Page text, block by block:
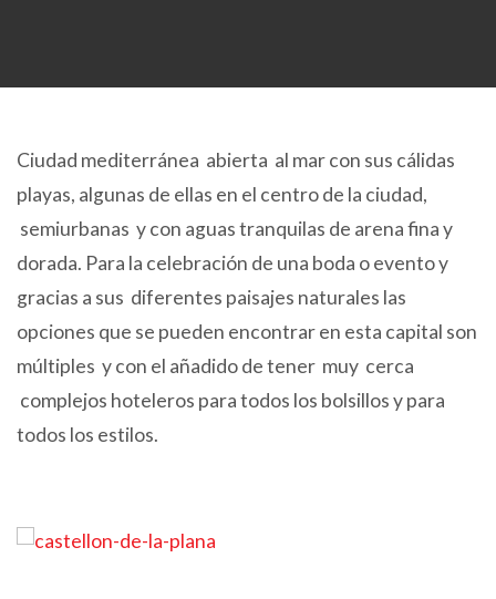
Ciudad mediterránea abierta al mar con sus cálidas
playas, algunas de ellas en el centro de la ciudad,
semiurbanas y con aguas tranquilas de arena fina y
dorada. Para la celebración de una boda o evento y
gracias a sus diferentes paisajes naturales las
opciones que se pueden encontrar en esta capital son
múltiples y con el añadido de tener muy cerca
complejos hoteleros para todos los bolsillos y para
todos los estilos.